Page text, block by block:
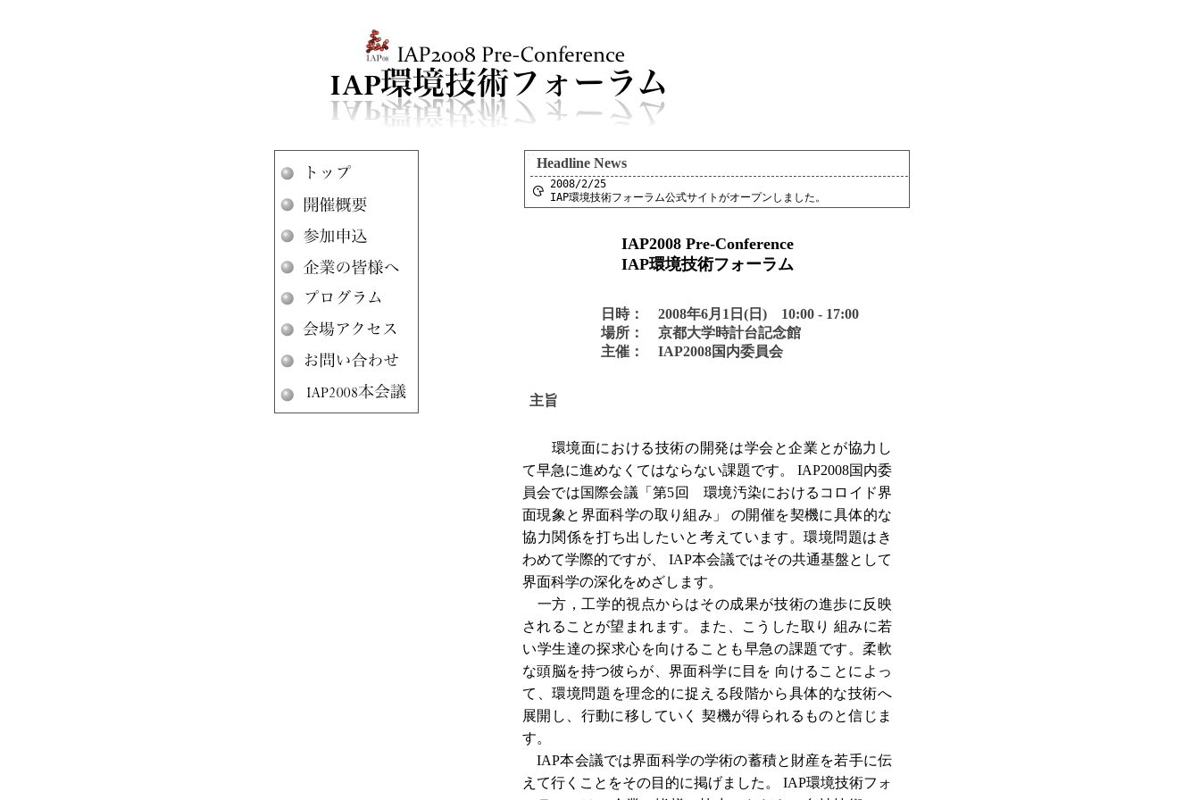
Headline News
2008/2/25
IAP環境技術フォーラム公式サイトがオープンしました。
IAP2008 Pre-Conference
IAP環境技術フォーラム
日時： 2008年6月1日(日) 10:00 - 17:00
場所： 京都大学時計台記念館
主催： IAP2008国内委員会
主旨
環境面における技術の開発は学会と企業とが協力し
て早急に進めなくてはならない課題です。 IAP2008国内委
員会では国際会議「第5回 環境汚染におけるコロイド界
面現象と界面科学の取り組み」 の開催を契機に具体的な
協力関係を打ち出したいと考えています。環境問題はき
わめて学際的ですが、 IAP本会議ではその共通基盤として
界面科学の深化をめざします。
一方，工学的視点からはその成果が技術の進歩に反映
されることが望まれます。また、こうした取り 組みに若
い学生達の探求心を向けることも早急の課題です。柔軟
な頭脳を持つ彼らが、界面科学に目を 向けることによっ
て、環境問題を理念的に捉える段階から具体的な技術へ
展開し、行動に移していく 契機が得られるものと信じま
す。
IAP本会議では界面科学の学術の蓄積と財産を若手に伝
えて行くことをその目的に掲げました。 IAP環境技術フォ